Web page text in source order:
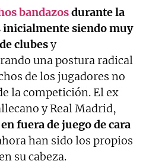
bandazosdurante la
siendo muy
clubesy
una postura radical
de los jugadores no
la competición. El ex
y Real Madrid,
fuera de juego de cara
han sido los propios
su cabeza.